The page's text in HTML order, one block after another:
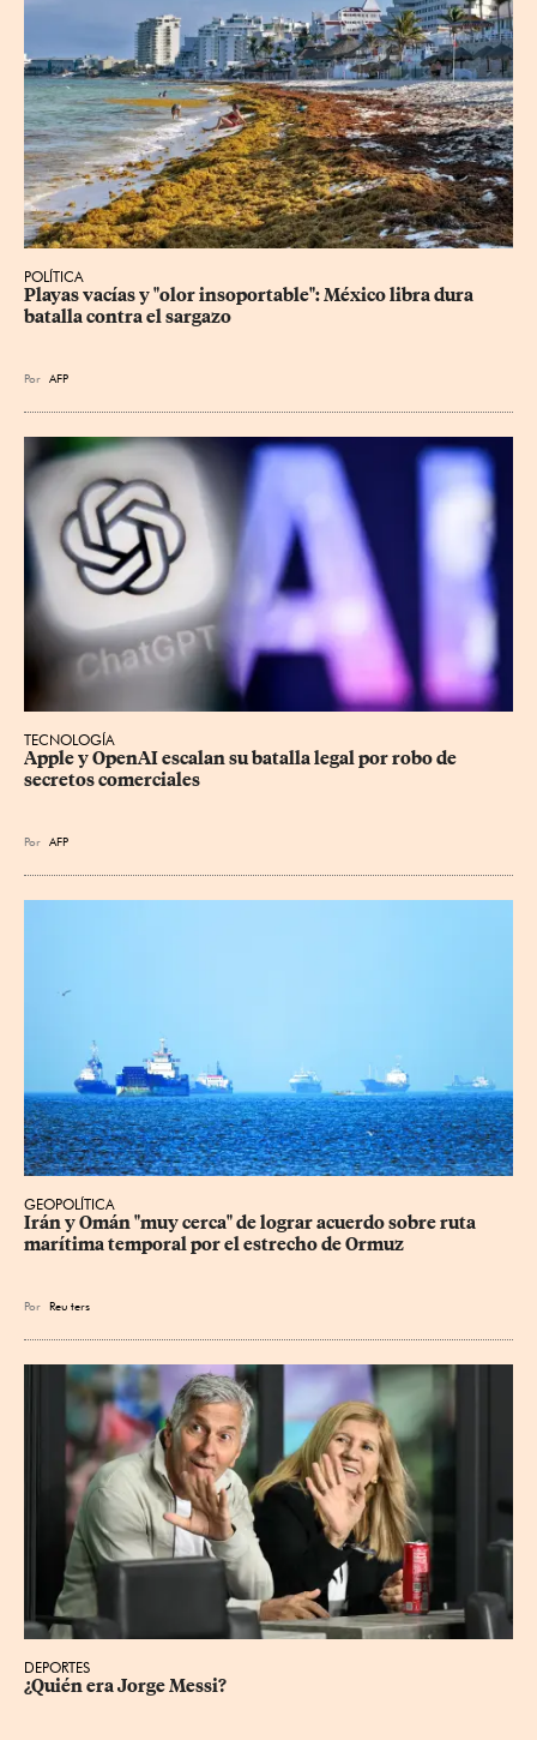
POLÍTICA
Playas vacías y "olor insoportable": México libra dura
batalla contra el sargazo
Por AFP
TECNOLOGÍA
Apple y OpenAI escalan su batalla legal por robo de
secretos comerciales
Por AFP
GEOPOLÍTICA
Irán y Omán "muy cerca" de lograr acuerdo sobre ruta
marítima temporal por el estrecho de Ormuz
Por Reu ters
DEPORTES
¿Quién era Jorge Messi?